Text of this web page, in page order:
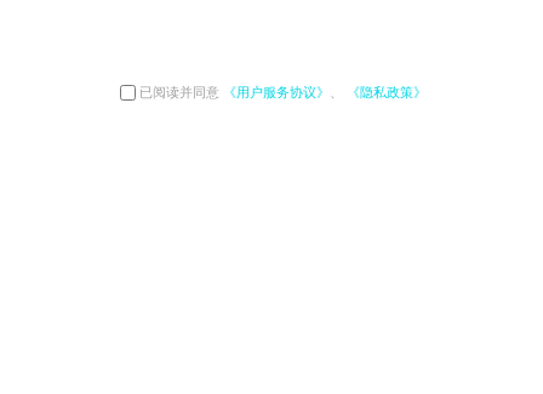
已阅读并同意 《用户服务协议》 《隐私政策》